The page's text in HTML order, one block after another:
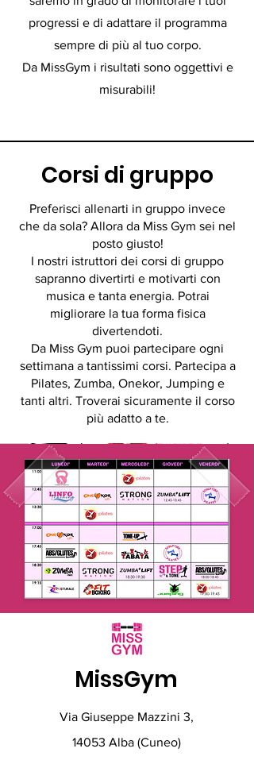
progressi e di adattare il programma
sempre di più al tuo corpo.
Da MissGym i risultati sono oggettivi e
misurabili!
Corsi di gruppo
Preferisci allenarti in gruppo invece
che da sola? Allora da Miss Gym sei nel
posto giusto!
I nostri istruttori dei corsi di gruppo
sapranno divertirti e motivarti con
musica e tanta energia. Potrai
migliorare la tua forma fisica
divertendoti.
Da Miss Gym puoi partecipare ogni
settimana a tantissimi corsi. Partecipa a
Pilates, Zumba, Onekor, Jumping e
tanti altri. Troverai sicuramente il corso
più adatto a te.
MissGym
Via Giuseppe Mazzini 3,
14053 Alba (Cuneo)